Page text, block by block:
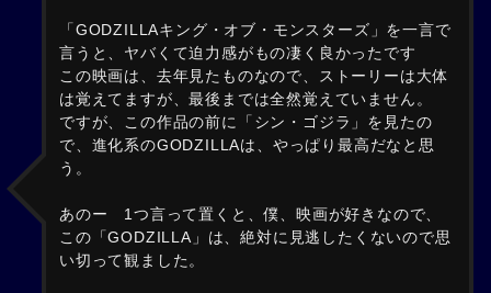
「GODZILLAキング・オブ・モンスターズ」を一言で
言うと、ヤバくて迫力感がもの凄く良かったです
この映画は、去年見たものなので、ストーリーは大体
は覚えてますが、最後までは全然覚えていません。
ですが、この作品の前に「シン・ゴジラ」を見たの
で、進化系のGODZILLAは、やっぱり最高だなと思
う。
あのー 1つ言って置くと、僕、映画が好きなので、
この「GODZILLA」は、絶対に見逃したくないので思
い切って観ました。